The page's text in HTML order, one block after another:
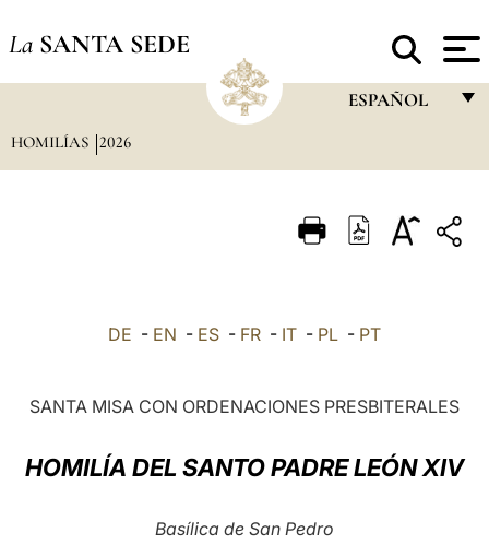
La SANTA SEDE
ESPAÑOL
ITALIANO
POLSKI
中文
HOMILÍAS 2026
DE - EN - ES - FR - IT - PL - PT
SANTA MISA CON ORDENACIONES PRESBITERALES
HOMILÍA DEL SANTO PADRE LEÓN XIV
Basílica de San Pedro